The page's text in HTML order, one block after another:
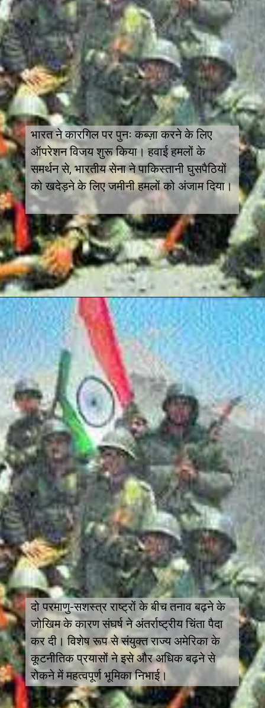
भारत ने कारगिल पर पुनः कब्ज़ा करने के लिए
ऑपरेशन विजय शुरू किया। हवाई हमलों के
समर्थन से, भारतीय सेना ने पाकिस्तानी घुसपैठियों
को खदेड़ने के लिए जमीनी हमलों को अंजाम दिया।
दो परमाणु-सशस्त्र राष्ट्रों के बीच तनाव बढ़ने के
जोखिम के कारण संघर्ष ने अंतर्राष्ट्रीय चिंता पैदा
कर दी। विशेष रूप से संयुक्त राज्य अमेरिका के
कूटनीतिक प्रयासों ने इसे और अधिक बढ़ने से
रोकने में महत्वपूर्ण भूमिका निभाई।